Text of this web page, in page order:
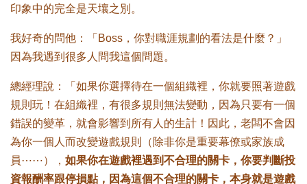
印象中的完全是天壤之別。
我好奇的問他：「Boss，你對職涯規劃的看法是什麼？」
因為我遇到很多人問我這個問題。
總經理說：「如果你選擇待在一個組織裡，你就要照著遊戲
規則玩！在組織裡，有很多規則無法變動，因為只要有一個
錯誤的變革，就會影響到所有人的生計！因此，老闆不會因
為你一個人而改變遊戲規則（除非你是重要幕僚或家族成
員⋯⋯）， 如果你在遊戲裡遇到不合理的關卡，你要判斷投
資報酬率跟停損點，因為這個不合理的關卡，本身就是遊戲